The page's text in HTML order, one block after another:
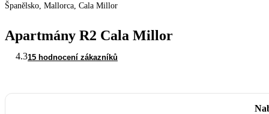
Španělsko, Mallorca, Cala Millor
Apartmány R2 Cala Millor
4.315 hodnocení zákazníků